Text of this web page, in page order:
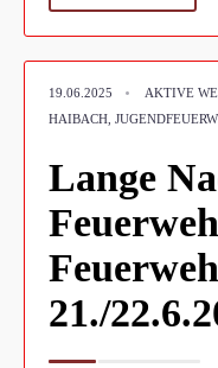
19.06.2025 • AKTIVE
HAIBACH
Lange
21./